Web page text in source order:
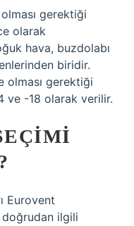
olması gerektiği
olarak
hava, buzdolabı
biridir.
olması gerektiği
ve -18 olarak verilir.
Eurovent
doğrudan ilgili